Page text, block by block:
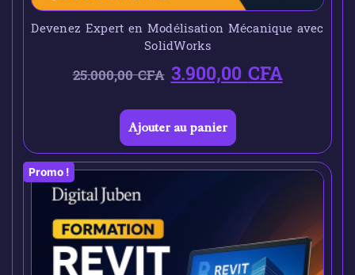
Devenez Expert en Modélisation Mécanique avec
SolidWorks
25.000,00CFA 3.900,00CFA
Ajouter au panier
Promo !